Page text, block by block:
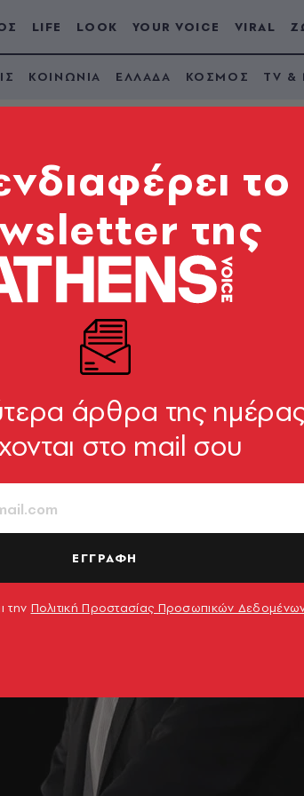
LIFE LOOK YOUR VOICE VIRAL
ΚΟΙΝΩΝΙΑ ΕΛΛΑΔΑ ΚΟΣΜΟΣ TV &
μερίσματα
πάνω από
το
της
άρθρα της
στο mail σου
ΕΓΓΡΑΦΗ
την Πολιτική Προστασίας Προσωπικών